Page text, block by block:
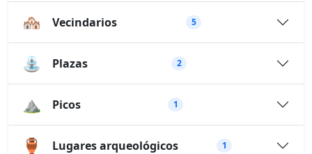
🏘️ Vecindarios 5
⛲ Plazas 2
⛰️ Picos 1
🏺 Lugares arqueológicos 1